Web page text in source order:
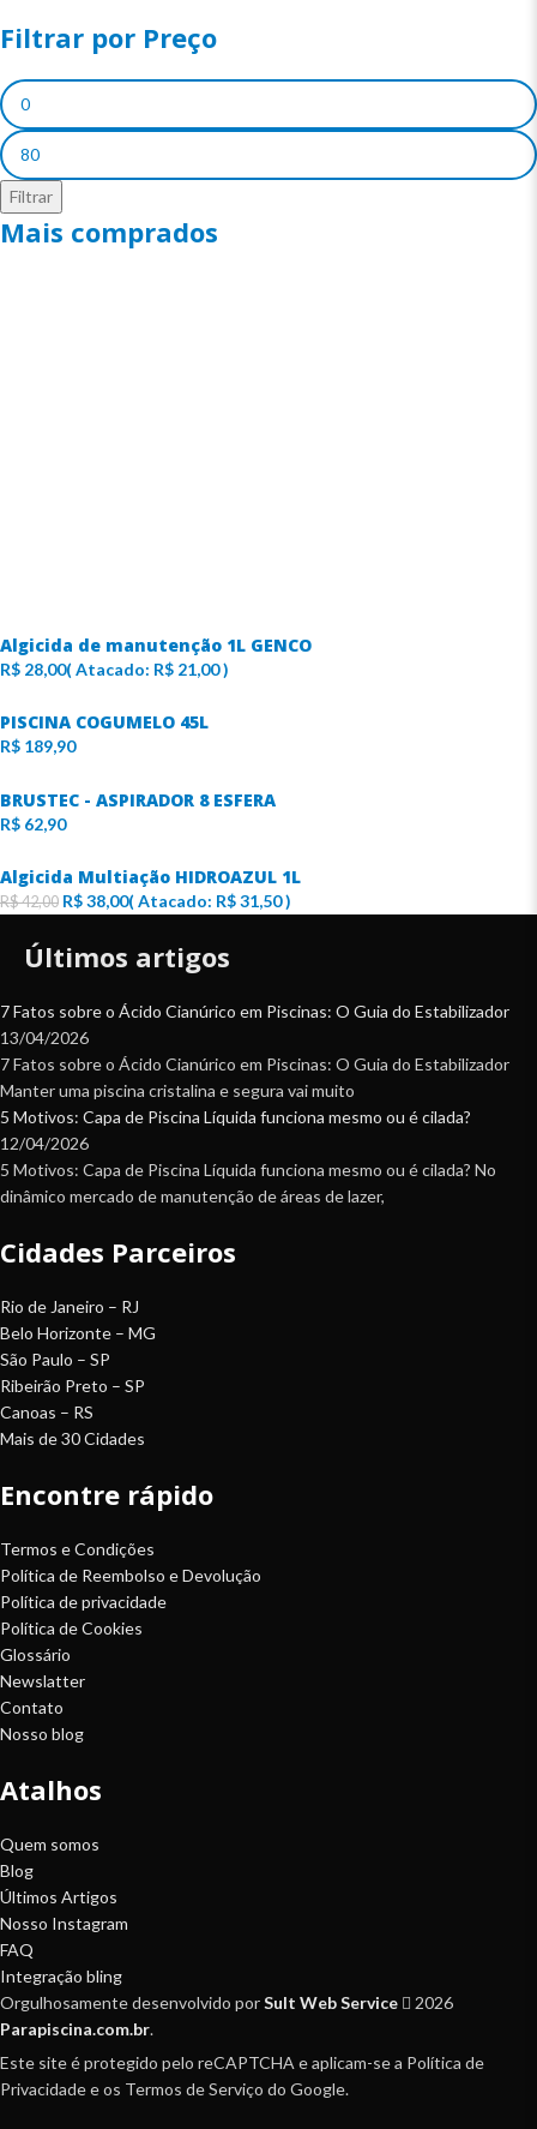
Filtrar por Preço
Filtrar
Mais comprados
Algicida de manutenção 1L GENCO
R$ 28,00( Atacado: R$ 21,00)
PISCINA COGUMELO 45L
R$ 189,90
BRUSTEC - ASPIRADOR 8 ESFERA
R$ 62,90
Algicida Multiação HIDROAZUL 1L
R$42,00 R$38,00( Atacado: R$31,50)
Últimos artigos
7 Fatos sobre o Ácido Cianúrico em Piscinas: O Guia do Estabilizador
13/04/2026
7 Fatos sobre o Ácido Cianúrico em Piscinas: O Guia do Estabilizador
Manter uma piscina cristalina e segura vai muito
5 Motivos: Capa de Piscina Líquida funciona mesmo ou é cilada?
12/04/2026
5 Motivos: Capa de Piscina Líquida funciona mesmo ou é cilada? No
dinâmico mercado de manutenção de áreas de lazer,
Cidades Parceiros
Rio de Janeiro – RJ
Belo Horizonte – MG
São Paulo – SP
Ribeirão Preto – SP
Canoas – RS
Mais de 30 Cidades
Encontre rápido
Termos e Condições
Política de Reembolso e Devolução
Política de privacidade
Política de Cookies
Glossário
Newslatter
Contato
Nosso blog
Atalhos
Quem somos
Blog
Últimos Artigos
Nosso Instagram
FAQ
Integração bling
Orgulhosamente desenvolvido porSult Web Service
2026
Parapiscina.com.br.
Este site é protegido pelo reCAPTCHA e aplicam-se a Política de
Privacidade e os Termos de Serviço do Google.